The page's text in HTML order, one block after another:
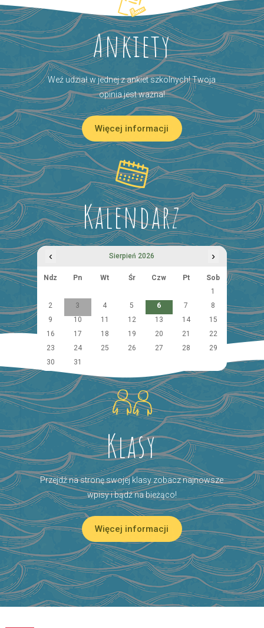
Ankiety
Weź udział w jednej z ankiet szkolnych! Twoja
opinia jest ważna!
Więcej informacji
Kalendarz
‹ Sierpień 2026 ›
Ndz Pn Wt Śr Czw Pt
Sob
1
2
3 4 5 6 7
8
9
10 11 12 13 14
15
16
17 18 19 20 21
22
23
24 25 26 27 28
29
30
31
Klasy
Przejdź na stronę swojej klasy zobacz najnowsze
wpisy i bądź na bieżąco!
Więcej informacji